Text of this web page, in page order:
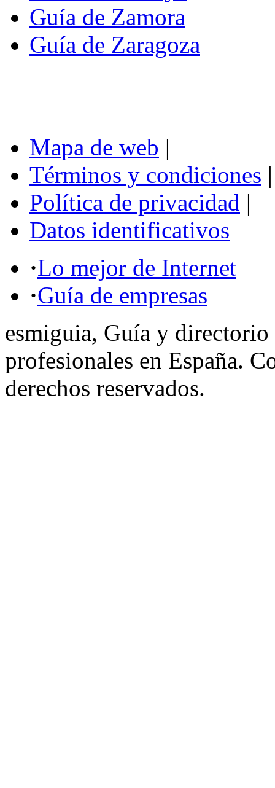
Guía de Zamora
Guía de Zaragoza
Mapa de web |
Términos y condiciones |
Política de privacidad |
Datos identificativos
·Lo mejor de Internet
·Guía de empresas
esmiguia, Guía y directorio
profesionales en España.
derechos reservados.